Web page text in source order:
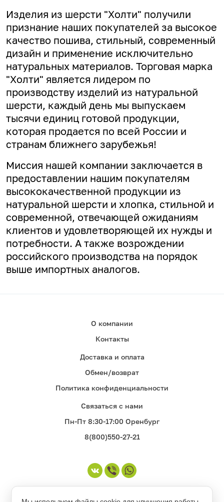
Изделия из шерсти "Холти" получили
признание наших покупателей за высокое
качество пошива, стильный, современный
дизайн и применение исключительно
натуральных материалов. Торговая марка
"Холти" является лидером по
производству изделий из натуральной
шерсти, каждый день мы выпускаем
тысячи единиц готовой продукции,
которая продается по всей России и
странам ближнего зарубежья!
Миссия нашей компании заключается в
предоставлении нашим покупателям
высококачественной продукции из
натуральной шерсти и хлопка, стильной и
современной, отвечающей ожиданиям
клиентов и удовлетворяющей их нужды и
потребности. А также возрождении
российского производства на порядок
выше импортных аналогов.
О компании
Контакты
Доставка и оплата
Обмен/возврат
Политика конфиденциальности
Связаться с нами
Пн-Пт 8:30-17:00 Оренбург
8(800)550-27-21